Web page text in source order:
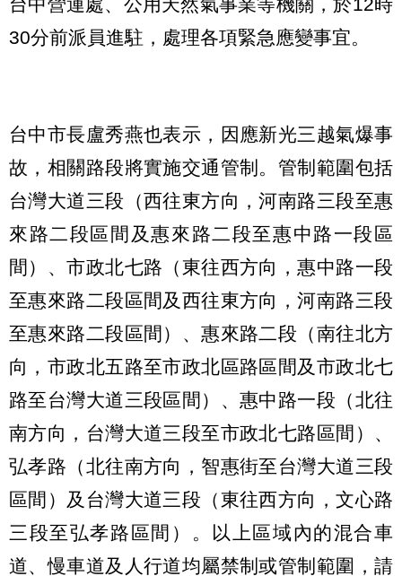
30分前派員進駐，處理各項緊急應變事宜。
台中市長盧秀燕也表示，因應新光三越氣爆事
故，相關路段將實施交通管制。管制範圍包括
台灣大道三段（西往東方向，河南路三段至惠
來路二段區間及惠來路二段至惠中路一段區
間）、市政北七路（東往西方向，惠中路一段
至惠來路二段區間及西往東方向，河南路三段
至惠來路二段區間）、惠來路二段（南往北方
向，市政北五路至市政北區路區間及市政北七
路至台灣大道三段區間）、惠中路一段（北往
南方向，台灣大道三段至市政北七路區間）、
弘孝路（北往南方向，智惠街至台灣大道三段
區間）及台灣大道三段（東往西方向，文心路
三段至弘孝路區間）。以上區域內的混合車
道、慢車道及人行道均屬禁制或管制範圍，請